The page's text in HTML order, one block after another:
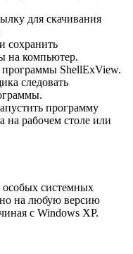
для скачивания
сохранить
на компьютер.
программы ShellExView.
следовать
программу
рабочем столе или
системных
на любую версию
с Windows XP.